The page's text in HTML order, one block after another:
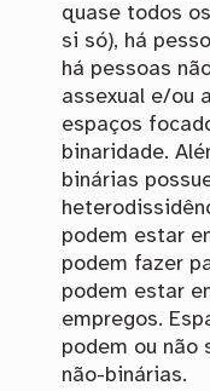
quase todos
si só), há
há pessoas
assexual e/ou
espaços
binaridade.
binárias
podem estar
podem fazer
podem estar
empregos.
podem ou não
não-binárias.